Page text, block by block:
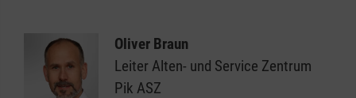
Oliver Braun
Leiter Alten- und Service Zentrum
Pik ASZ